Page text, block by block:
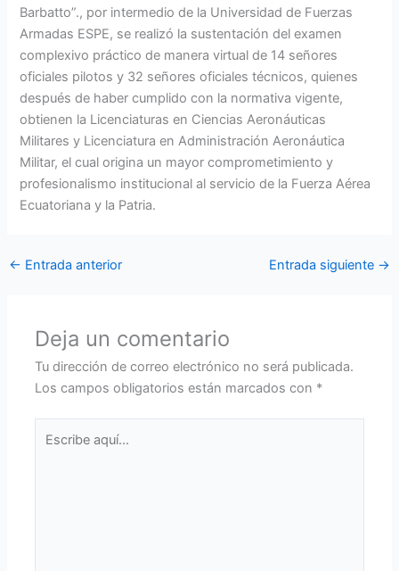
Barbatto”., por intermedio de la Universidad de Fuerzas
Armadas ESPE, se realizó la sustentación del examen
complexivo práctico de manera virtual de 14 señores
oficiales pilotos y 32 señores oficiales técnicos, quienes
después de haber cumplido con la normativa vigente,
obtienen la Licenciaturas en Ciencias Aeronáuticas
Militares y Licenciatura en Administración Aeronáutica
Militar, el cual origina un mayor comprometimiento y
profesionalismo institucional al servicio de la Fuerza Aérea
Ecuatoriana y la Patria.
← Entrada anterior Entrada siguiente →
Deja un comentario
Tu dirección de correo electrónico no será publicada.
Los campos obligatorios están marcados con *
aquí...